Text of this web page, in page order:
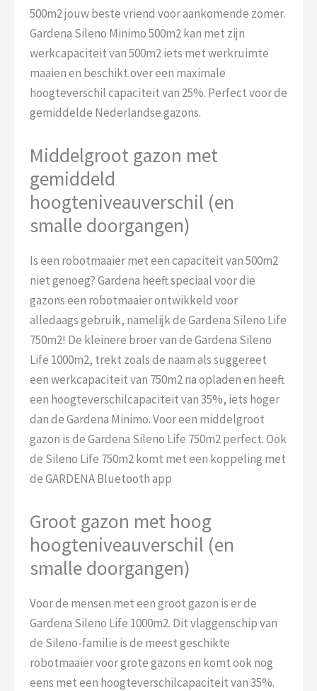
500m2 jouw beste vriend voor aankomende zomer.
Gardena Sileno Minimo 500m2 kan met zijn
werkcapaciteit van 500m2 iets met werkruimte
maaien en beschikt over een maximale
hoogteverschil capaciteit van 25%. Perfect voor de
gemiddelde Nederlandse gazons.
Middelgroot gazon met
gemiddeld
hoogteniveauverschil (en
smalle doorgangen)
Is een robotmaaier met een capaciteit van 500m2
niet genoeg? Gardena heeft speciaal voor die
gazons een robotmaaier ontwikkeld voor
alledaags gebruik, namelijk de Gardena Sileno Life
750m2! De kleinere broer van de Gardena Sileno
Life 1000m2, trekt zoals de naam als suggereet
een werkcapaciteit van 750m2 na opladen en heeft
een hoogteverschilcapaciteit van 35%, iets hoger
dan de Gardena Minimo. Voor een middelgroot
gazon is de Gardena Sileno Life 750m2 perfect. Ook
de Sileno Life 750m2 komt met een koppeling met
de GARDENA Bluetooth app
Groot gazon met hoog
hoogteniveauverschil (en
smalle doorgangen)
Voor de mensen met een groot gazon is er de
Gardena Sileno Life 1000m2. Dit vlaggenschip van
de Sileno-familie is de meest geschikte
robotmaaier voor grote gazons en komt ook nog
eens met een hoogteverschilcapaciteit van 35%.